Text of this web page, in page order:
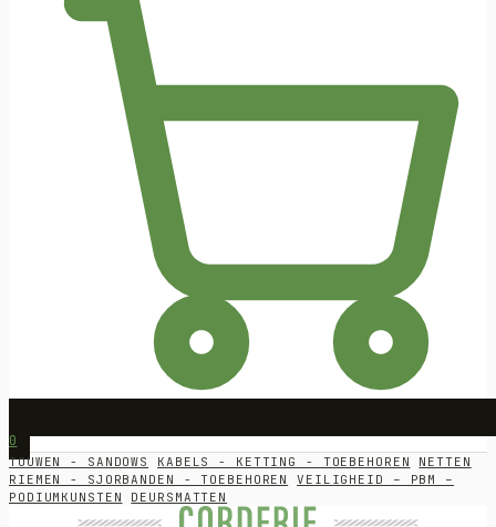
0
TOUWEN - SANDOWS KABELS - KETTING - TOEBEHOREN
NETTEN
RIEMEN - SJORBANDEN - TOEBEHOREN
VEILIGHEID – PBM –
PODIUMKUNSTEN
DEURSMATTEN